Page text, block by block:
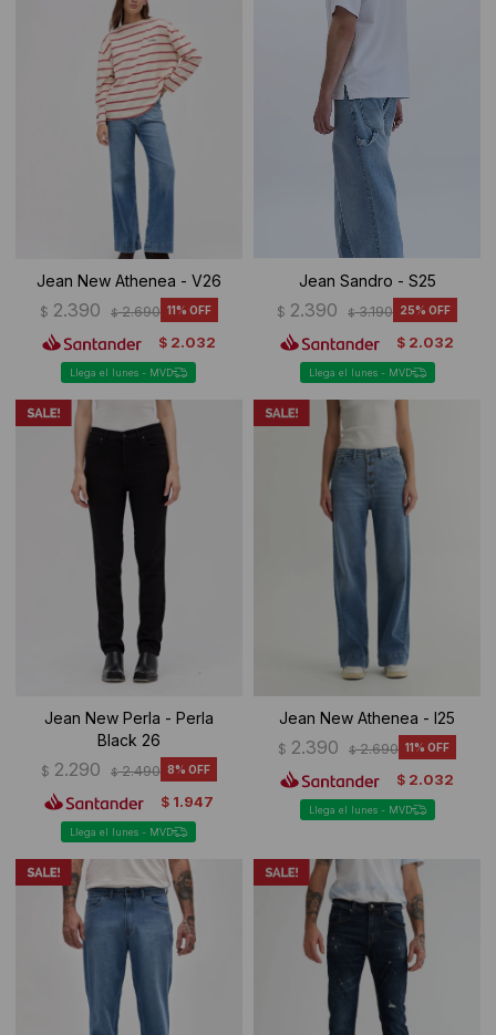
Jean New Athenea - V26
$ 2.390 $ 2.690 11
$ 2.032
Llega el lunes - MVD
Jean Sandro - S25
$ 2.390 $ 3.190 25
$ 2.032
Llega el lunes - MVD
Jean New Perla - Perla
Black 26
$ 2.290 $ 2.490 8
$ 1.947
Llega el lunes - MVD
Jean New Athenea - I25
$ 2.390 $ 2.690 11
$ 2.032
Llega el lunes - MVD
Ropa Interior
Canguros
Camperas
Shorts de baño
Sherpas
Camisas y blusas
Vestidos